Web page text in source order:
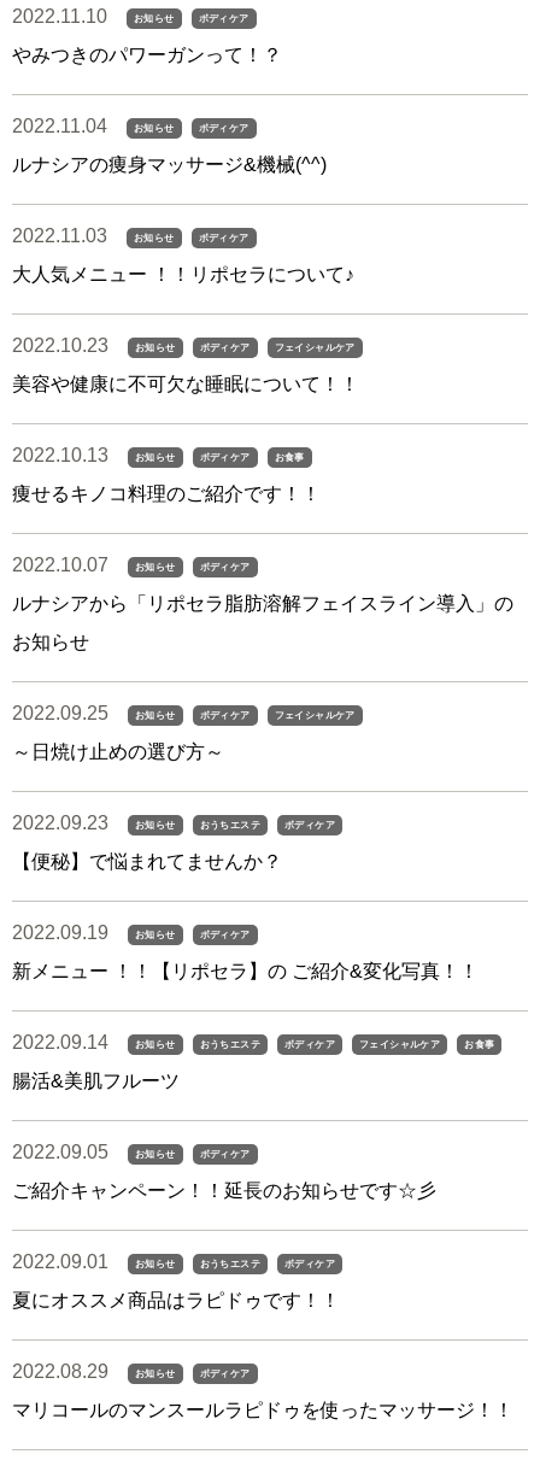
2022.11.10 お知らせ ボディケア
やみつきのパワーガンって！？
2022.11.04 お知らせ ボディケア
ルナシアの痩身マッサージ&機械(^^)
2022.11.03 お知らせ ボディケア
大人気メニュー ！！リポセラについて♪
2022.10.23 お知らせ ボディケア フェイシャルケア
美容や健康に不可欠な睡眠について！！
2022.10.13 お知らせ ボディケア お食事
痩せるキノコ料理のご紹介です！！
2022.10.07 お知らせ ボディケア
ルナシアから「リポセラ脂肪溶解フェイスライン導入」の
お知らせ
2022.09.25 お知らせ ボディケア フェイシャルケア
～日焼け止めの選び方～
2022.09.23 お知らせ おうちエステ ボディケア
【便秘】で悩まれてませんか？
2022.09.19 お知らせ ボディケア
新メニュー ！！【リポセラ】の ご紹介&変化写真！！
2022.09.14 お知らせ おうちエステ ボディケア フェイシャルケア お食事
腸活&美肌フルーツ
2022.09.05 お知らせ ボディケア
ご紹介キャンペーン！！延長のお知らせです☆彡
2022.09.01 お知らせ おうちエステ ボディケア
夏にオススメ商品はラピドゥです！！
2022.08.29 お知らせ ボディケア
マリコールのマンスールラピドゥを使ったマッサージ！！